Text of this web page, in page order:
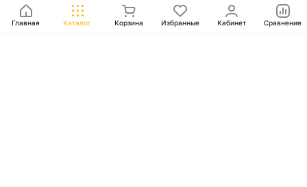
Главная Каталог Корзина Избранные Кабинет Сравнение